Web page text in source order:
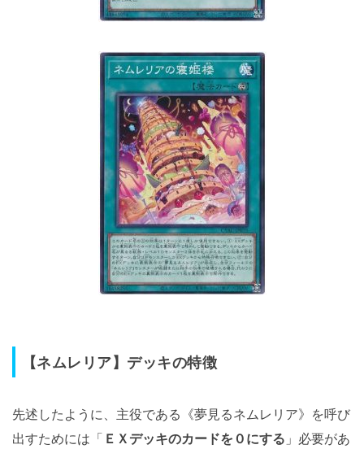
【ネムレリア】デッキの特徴
先述したように、主役である《夢見るネムレリア》を呼び
出すためには「 ＥＸデッキのカードを０にする 」必要があ